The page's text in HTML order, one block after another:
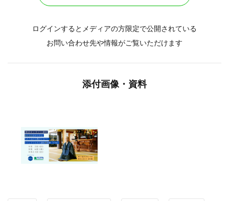
ログインするとメディアの方限定で公開されている
お問い合わせ先や情報がご覧いただけます
添付画像・資料